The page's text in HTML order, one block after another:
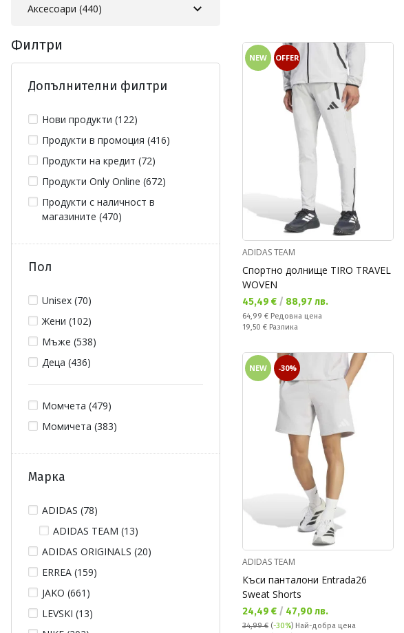
Аксесоари (440)
Филтри
Допълнителни филтри
Нови продукти (122)
Продукти в промоция (416)
Продукти на кредит (72)
Продукти Only Online (672)
Продукти с наличност в
магазините (470)
Пол
Unisex (70)
Жени (102)
Мъже (538)
Деца (436)
Момчета (479)
Момичета (383)
Марка
ADIDAS (78)
ADIDAS TEAM (13)
ADIDAS ORIGINALS (20)
ERREA (159)
JAKO (661)
LEVSKI (13)
NEW OFFER
ADIDAS TEAM
Спортно долнище TIRO TRAVEL
WOVEN
Текуща цена:
45,49 € / 88,97 лв.
Редовна цена:
64,99 € Редовна цена
Спестявате:
19,50 € Разлика
NEW -30%
ADIDAS TEAM
Къси панталони Entrada26
Sweat Shorts
Текуща цена:
24,49 € / 47,90 лв.
34,99 € (-30%) Най-добра цена